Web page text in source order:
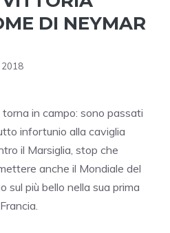
DI NEYMAR
2018
torna in campo: sono passati
infortunio alla caviglia
il Marsiglia, stop che
anche il Mondiale del
sul più bello nella sua prima